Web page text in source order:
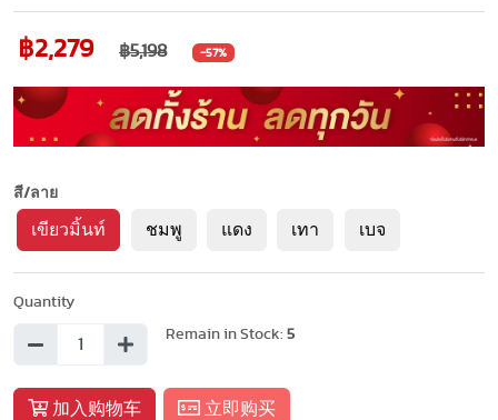
฿2,279 ฿5,198 -57%
สี/ลาย
เขียวมิ้นท์ ชมพู แดง เทา เบจ
Quantity
Remain in Stock: 5
加入购物车 立即购买